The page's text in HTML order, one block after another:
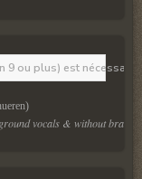
9 ou plus) est
vocals & without brass.